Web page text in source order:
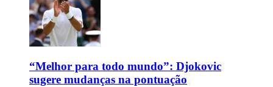
“Melhor para todo mundo”: Djokovic
sugere mudanças na pontuação